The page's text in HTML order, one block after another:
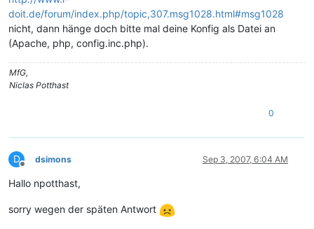
doit.de/forum/index.php/topic,307.msg1028.html#msg1028
nicht, dann hänge doch bitte mal deine Konfig als Datei an
(Apache, php, config.inc.php).
MfG,
Niclas Potthast
0
D
Offline
dsimons Sep 3, 2007, 6:04 AM
Hallo npotthast,
sorry wegen der späten Antwort